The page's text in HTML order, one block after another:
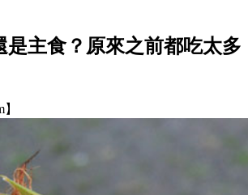
是主食？原來之前都吃太多